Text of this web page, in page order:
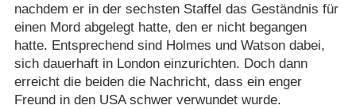
nachdem er in der sechsten Staffel das Geständnis für
einen Mord abgelegt hatte, den er nicht begangen
hatte. Entsprechend sind Holmes und Watson dabei,
sich dauerhaft in London einzurichten. Doch dann
erreicht die beiden die Nachricht, dass ein enger
Freund in den USA schwer verwundet wurde.